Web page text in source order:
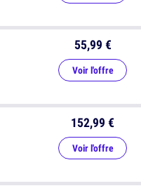
55,99 €
Voir l'offre
152,99 €
Voir l'offre